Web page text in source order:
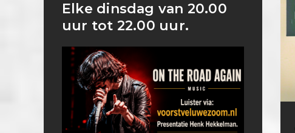
Elke dinsdag van 20.00
uur tot 22.00 uur.